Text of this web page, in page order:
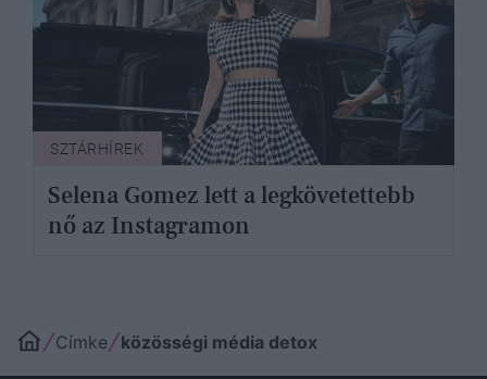
SZTÁRHÍREK
Selena Gomez lett a legkövetettebb
nő az Instagramon
Címke közösségi média detox